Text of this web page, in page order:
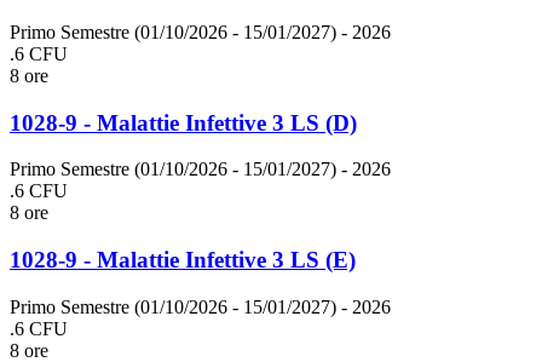
Primo Semestre (01/10/2026 - 15/01/2027) - 2026
.6 CFU
8 ore
1028-9 - Malattie Infettive 3 LS (D)
Primo Semestre (01/10/2026 - 15/01/2027) - 2026
.6 CFU
8 ore
1028-9 - Malattie Infettive 3 LS (E)
Primo Semestre (01/10/2026 - 15/01/2027) - 2026
.6 CFU
8 ore